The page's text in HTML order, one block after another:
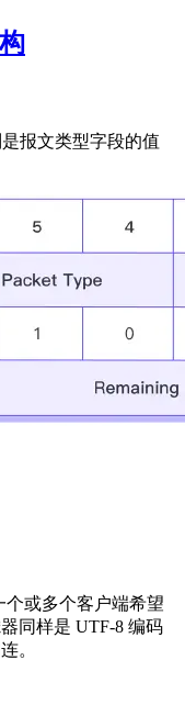
报文类型字段的值
个或多个客户端希望
同样是 UTF-8 编码
。